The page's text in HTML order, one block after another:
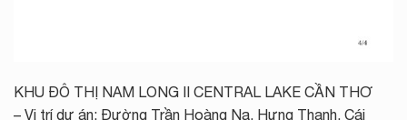
KHU ĐÔ THỊ NAM LONG II CENTRAL LAKE CẦN THƠ
– Vị trí dự án: Đường Trần Hoàng Na, Hưng Thạnh, Cái